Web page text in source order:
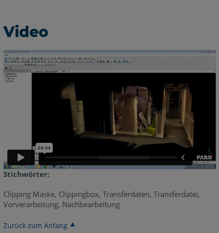
Video
Stichwörter:
Clipping Maske, Clippingbox, Transferdaten, Transferdatei,
Vorverarbeitung, Nachbearbeitung
Zurück zum Anfang